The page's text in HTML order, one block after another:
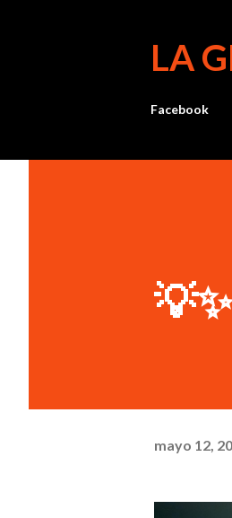
LA
Facebook
mayo 12,